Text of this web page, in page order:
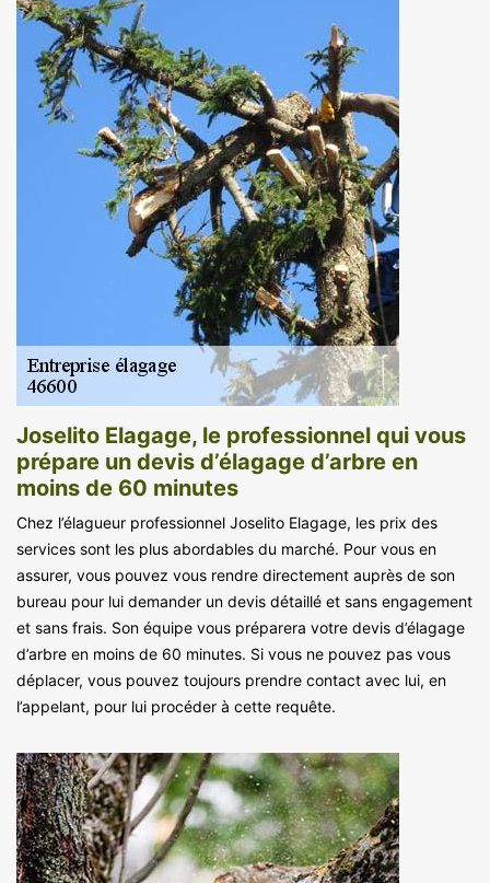
Joselito Elagage, le professionnel qui vous
prépare un devis d’élagage d’arbre en
moins de 60 minutes
Chez l’élagueur professionnel Joselito Elagage, les prix des
services sont les plus abordables du marché. Pour vous en
assurer, vous pouvez vous rendre directement auprès de son
bureau pour lui demander un devis détaillé et sans engagement
et sans frais. Son équipe vous préparera votre devis d’élagage
d’arbre en moins de 60 minutes. Si vous ne pouvez pas vous
déplacer, vous pouvez toujours prendre contact avec lui, en
l’appelant, pour lui procéder à cette requête.